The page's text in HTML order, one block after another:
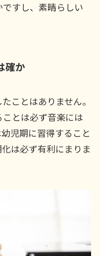
すし、素晴らしい
確か
ことはありません。
とは必ず音楽には
児期に習得すること
は必ず有利にまりま